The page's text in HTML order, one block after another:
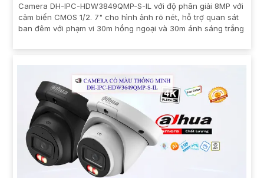
Camera DH-IPC-HDW3849QMP-S-IL với độ phân giải 8MP với
cảm biến CMOS 1/2. 7" cho hình ảnh rõ nét, hỗ trợ quan sát
ban đêm với phạm vi 30m hồng ngoại và 30m ánh sáng trắng